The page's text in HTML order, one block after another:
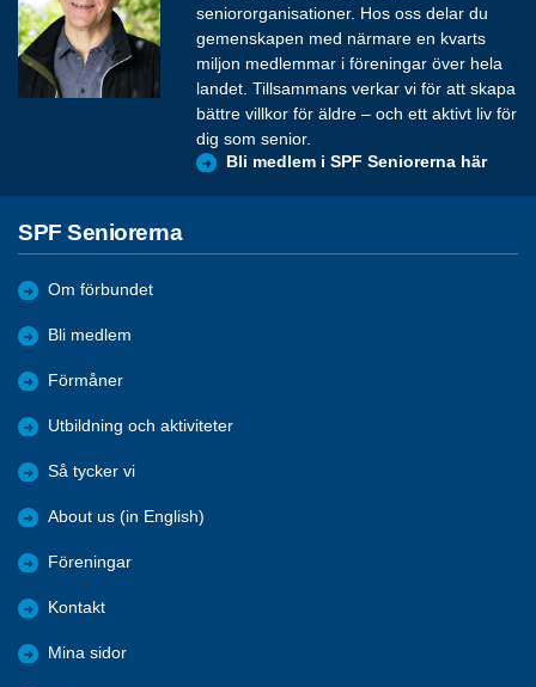
seniororganisationer. Hos oss delar du
gemenskapen med närmare en kvarts
miljon medlemmar i föreningar över hela
landet. Tillsammans verkar vi för att skapa
bättre villkor för äldre – och ett aktivt liv för
dig som senior.
Bli medlem i SPF Seniorerna här
SPF Seniorerna
Om förbundet
Bli medlem
Förmåner
Utbildning och aktiviteter
Så tycker vi
About us (in English)
Föreningar
Kontakt
Mina sidor